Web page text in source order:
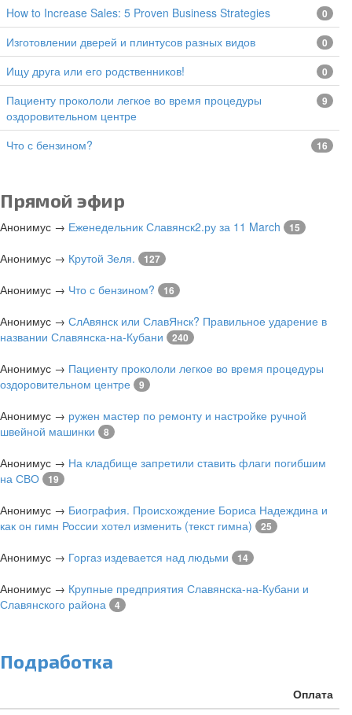
How to Increase Sales: 5 Proven Business Strategies 0
изготовлении дверей и плинтусов разных видов 0
Ищу друга или его родственников! 0
Пациенту прокололи легкое во время процедуры
оздоровительном центре
9
Что с бензином? 16
Прямой эфир
Анонимус → Еженедельник Славянск2.ру за 11 March 15
Анонимус → Крутой Зеля. 127
Анонимус → Что с бензином? 16
Анонимус → СлАвянск или СлавЯнск? Правильное ударение в
названии Славянска-на-Кубани
240
Анонимус → Пациенту прокололи легкое во время процедуры
оздоровительном центре
9
Анонимус → ружен мастер по ремонту и настройке ручной
швейной машинки
8
Анонимус → На кладбище запретили ставить флаги погибшим
на СВО
19
Анонимус → Биография. Происхождение Бориса Надеждина и
как он гимн России хотел изменить (текст гимна)
25
Анонимус → Горгаз издевается над людьми 14
Анонимус → Крупные предприятия Славянска-на-Кубани и
Славянского района
4
Подработка
Оплата